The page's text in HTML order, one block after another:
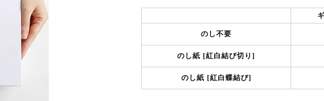
のし不要
のし紙 [紅白結び切り]
のし紙 [紅白蝶結び]